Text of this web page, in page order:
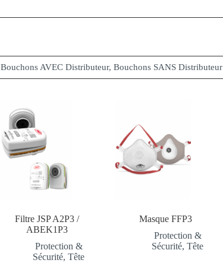
Bouchons AVEC Distributeur, Bouchons SANS Distributeur
Filtre JSP A2P3 /
ABEK1P3
Protection &
Sécurité,Tête
Masque FFP3
Protection &
Sécurité,Tête